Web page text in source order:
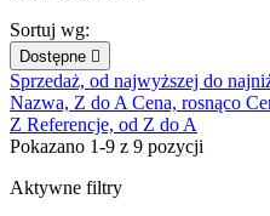
Sortuj wg:
Dostępne 
Sprzedaż, od najwyższej do
Nazwa, Z do A Cena, rosnąco
Z Referencje, od Z do A
Pokazano 1-9 z 9 pozycji
Aktywne filtry